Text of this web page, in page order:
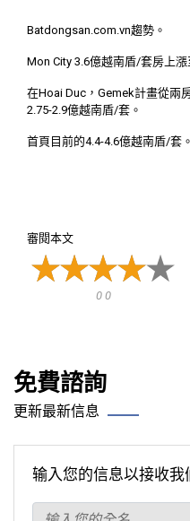
Batdongsan.com.vn趨勢。
Mon City 3.6億越南盾/套房上
在Hoai Duc，Gemek計畫從兩
2.75-2.9億越南盾/套。
首頁目前的4.4-4.6億越南盾/套。
審閱本文
0 0
免費諮詢
更新最新信息
输入您的信息以接收我